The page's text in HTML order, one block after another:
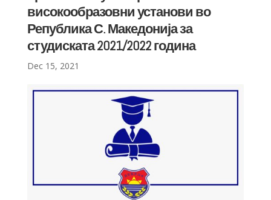
високообразовни установи во
Република С. Македонија за
студиската 2021/2022 година
Dec 15, 2021